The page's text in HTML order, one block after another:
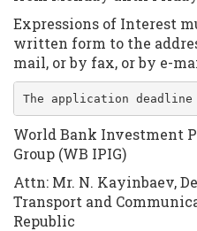
Expressions of Interest
written form to the
mail, or by fax, or by e-
The application
World Bank Investment
Group (WB IPIG)
Attn: Mr. N. Kayinbaev,
Transport and
Republic